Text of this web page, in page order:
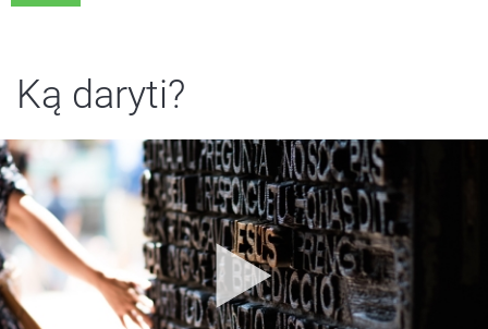
Ką daryti?